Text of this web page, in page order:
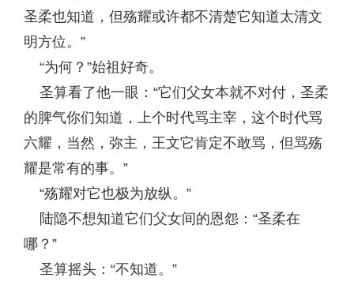
圣柔也知道，但殇耀或许都不清楚它知道太清文
明方位。”
“为何？”始祖好奇。
圣算看了他一眼：“它们父女本就不对付，圣柔
的脾气你们知道，上个时代骂主宰，这个时代骂
六耀，当然，弥主，王文它肯定不敢骂，但骂殇
耀是常有的事。”
“殇耀对它也极为放纵。”
陆隐不想知道它们父女间的恩怨：“圣柔在
哪？”
圣算摇头：“不知道。”